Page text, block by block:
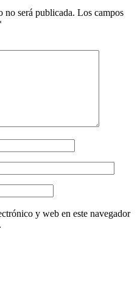
no será publicada. Los campos
y web en este navegador